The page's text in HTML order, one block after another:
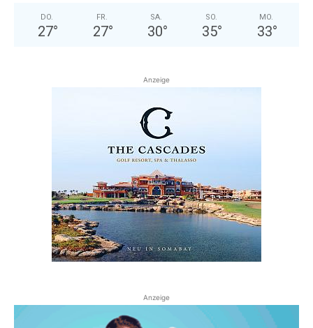
DO.
27°
FR.
27°
SA.
30°
SO.
35°
MO.
33°
Anzeige
Anzeige